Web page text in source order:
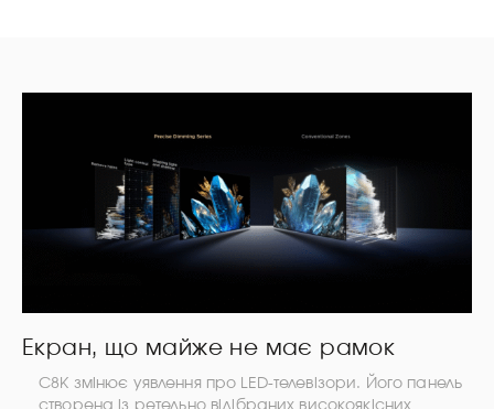
Екран, що майже не має рамок
C8K змінює уявлення про LED-телевізори. Його панель
створена із ретельно відібраних високоякісних